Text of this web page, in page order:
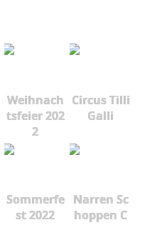
Weihnach
tsfeier 202
2
Circus Tilli
Galli
Sommerfe
st 2022
Narren Sc
hoppen C